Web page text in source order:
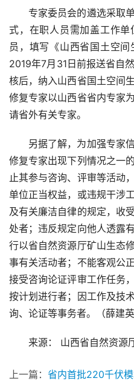
专家委员会的遴选采取
式，在职人员需加盖工作
员，填写《山西省国土空
2019年7月31日前报送省自
核后，纳入山西省国土空间
修复专家以山西省省内专家
请省外有关专家。
另据了解，为加强专家
修复专家出现下列情况之一
止其参与咨询、评审等活动
单位正当权益，或违规干涉
及有关廉洁自律的规定，收
处者；违反规定向他人透露
行以省自然资源厅矿山生态
事有关活动者；不能客观公
接受咨询论证评审工作任务
按计划进行者；因工作及技
询、论证等事务者。（薛建英
来源： 山西省自然资源
上一篇： 省内首批220千伏模块